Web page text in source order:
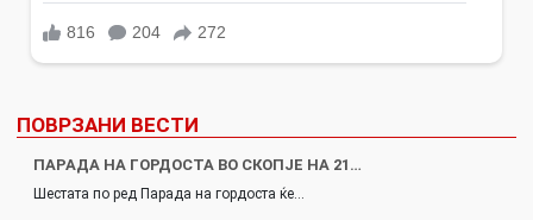
ПОВРЗАНИ ВЕСТИ
ПАРАДА НА ГОРДОСТА ВО СКОПЈЕ НА 21…
Шестата по ред Парада на гордоста ќе…